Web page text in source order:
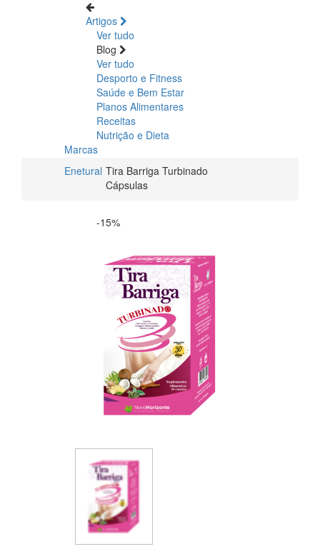
Artigos
Ver tudo
Blog
Ver tudo
Desporto e Fitness
Saúde e Bem Estar
Planos Alimentares
Receitas
Nutrição e Dieta
Marcas
Enetural Tira Barriga Turbinado
Cápsulas
-15%